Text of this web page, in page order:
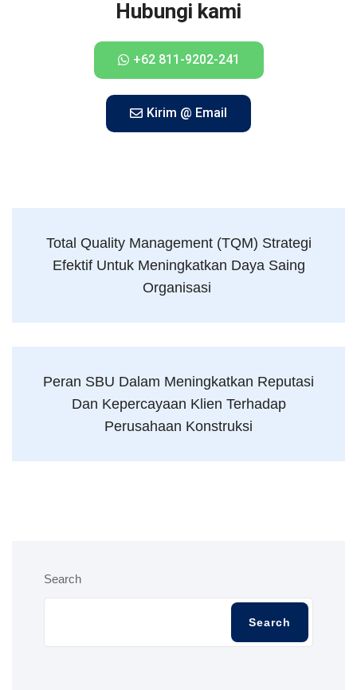
Hubungi kami
+62 811-9202-241
Kirim @ Email
Total Quality Management (TQM) Strategi
Efektif Untuk Meningkatkan Daya Saing
Organisasi
Peran SBU Dalam Meningkatkan Reputasi
Dan Kepercayaan Klien Terhadap
Perusahaan Konstruksi
Search
Search